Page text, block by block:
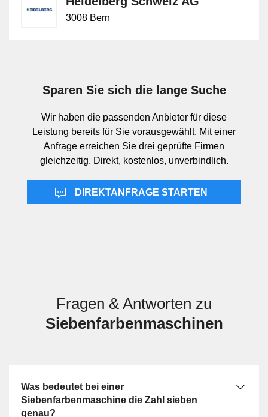
Siebenfarbenmaschine ein zusätzliches Druckwerk für
eine weitere Farbe im selben Lauf. Gegenüber
Achtfarbenmaschinen ist sie auf eine Farbe weniger
ausgelegt, was je nach Auftrag ausreichend oder
limitierend sein kann. Von Leistungen wie In-Line-
Lackierung, In-Line-Kaltfolienprägung oder In-Line-
3008 Bern
Sparen Sie sich die lange Suche
Wir haben die passenden Anbieter für diese
Leistung bereits für Sie vorausgewählt. Mit einer
Anfrage erreichen Sie drei geprüfte Firmen
gleichzeitig. Direkt, kostenlos, unverbindlich.
DIREKTANFRAGE STARTEN
Fragen & Antworten zu
Siebenfarbenmaschinen
Was bedeutet bei einer
Siebenfarbenmaschine die Zahl sieben
genau?